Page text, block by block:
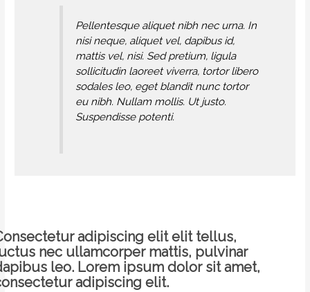
Pellentesque aliquet nibh nec urna. In
nisi neque, aliquet vel, dapibus id,
mattis vel, nisi. Sed pretium, ligula
sollicitudin laoreet viverra, tortor libero
sodales leo, eget blandit nunc tortor
eu nibh. Nullam mollis. Ut justo.
Suspendisse potenti.
adipiscing elit elit tellus,
nec ullamcorper mattis, pulvinar
leo.​ Lorem ipsum dolor sit amet,
adipiscing elit.